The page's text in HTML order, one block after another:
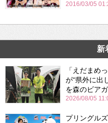
2016/03/05
新
「えだまめ
が“県外に出
を森のビア
2026/08/05
プリングル